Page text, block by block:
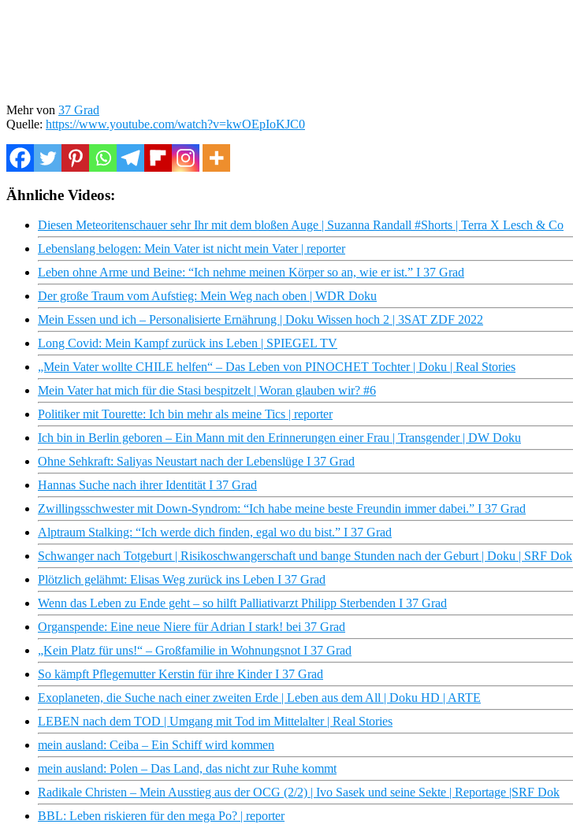
Mehr von 37 Grad
Quelle: https://www.youtube.com/watch?v=kwOEpIoKJC0
Ähnliche Videos:
Diesen Meteoritenschauer sehr Ihr mit dem bloßen Auge | Suzanna Randall #Shorts | Terra X Lesch & Co
Lebenslang belogen: Mein Vater ist nicht mein Vater | reporter
Leben ohne Arme und Beine: “Ich nehme meinen Körper so an, wie er ist.” I 37 Grad
Der große Traum vom Aufstieg: Mein Weg nach oben | WDR Doku
Mein Essen und ich – Personalisierte Ernährung | Doku Wissen hoch 2 | 3SAT ZDF 2022
Long Covid: Mein Kampf zurück ins Leben | SPIEGEL TV
„Mein Vater wollte CHILE helfen“ – Das Leben von PINOCHET Tochter | Doku | Real Stories
Mein Vater hat mich für die Stasi bespitzelt | Woran glauben wir? #6
Politiker mit Tourette: Ich bin mehr als meine Tics | reporter
Ich bin in Berlin geboren – Ein Mann mit den Erinnerungen einer Frau | Transgender | DW Doku
Ohne Sehkraft: Saliyas Neustart nach der Lebenslüge I 37 Grad
Hannas Suche nach ihrer Identität I 37 Grad
Zwillingsschwester mit Down-Syndrom: “Ich habe meine beste Freundin immer dabei.” I 37 Grad
Alptraum Stalking: “Ich werde dich finden, egal wo du bist.” I 37 Grad
Schwanger nach Totgeburt | Risikoschwangerschaft und bange Stunden nach der Geburt | Doku | SRF Dok
Plötzlich gelähmt: Elisas Weg zurück ins Leben I 37 Grad
Wenn das Leben zu Ende geht – so hilft Palliativarzt Philipp Sterbenden I 37 Grad
Organspende: Eine neue Niere für Adrian I stark! bei 37 Grad
„Kein Platz für uns!“ – Großfamilie in Wohnungsnot I 37 Grad
So kämpft Pflegemutter Kerstin für ihre Kinder I 37 Grad
Exoplaneten, die Suche nach einer zweiten Erde | Leben aus dem All | Doku HD | ARTE
LEBEN nach dem TOD | Umgang mit Tod im Mittelalter | Real Stories
mein ausland: Ceiba – Ein Schiff wird kommen
mein ausland: Polen – Das Land, das nicht zur Ruhe kommt
Radikale Christen – Mein Ausstieg aus der OCG (2/2) | Ivo Sasek und seine Sekte | Reportage |SRF Dok
BBL: Leben riskieren für den mega Po? | reporter